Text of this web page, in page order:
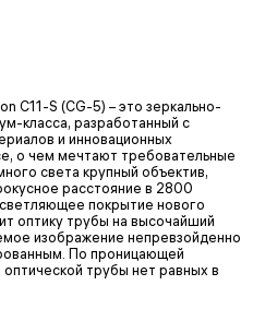
C11-S (CG-5) – это зеркально-
класса, разработанный с
и инновационных
о чем мечтают требовательные
света крупный объектив,
расстояние в 2800
покрытие нового
оптику трубы на высочайший
изображение непревзойденно
По проницающей
трубы нет равных в